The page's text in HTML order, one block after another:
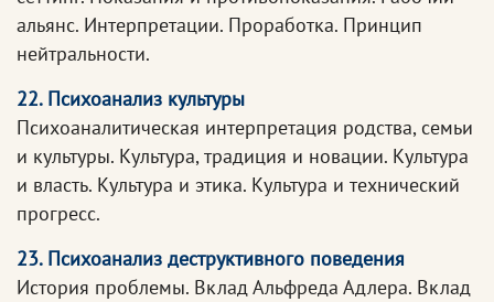
альянс. Интерпретации. Проработка. Принцип
нейтральности.
22. Психоанализ культуры
Психоаналитическая интерпретация родства, семьи
и культуры. Культура, традиция и новации. Культура
и власть. Культура и этика. Культура и технический
прогресс.
23. Психоанализ деструктивного поведения
История проблемы. Вклад Альфреда Адлера. Вклад